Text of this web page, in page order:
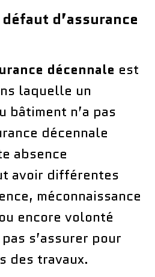
d’assurance
décennale est
laquelle un
bâtiment n’a pas
décennale
absence
avoir différentes
méconnaissance
encore volonté
s’assurer pour
des travaux.